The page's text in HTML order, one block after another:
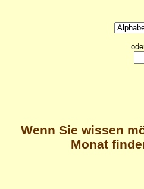
Wenn Sie wissen
Monat